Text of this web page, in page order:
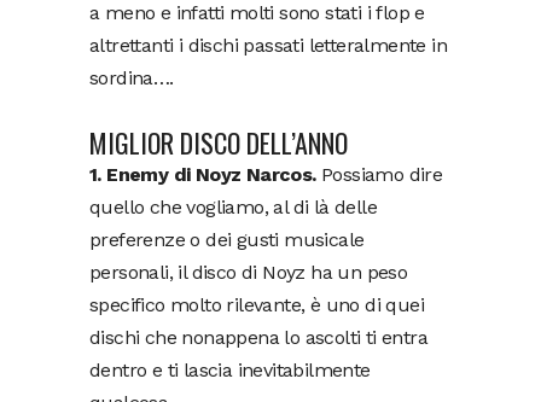
a meno e infatti molti sono stati i flop e
altrettanti i dischi passati letteralmente in
sordina….
MIGLIOR DISCO DELL’ANNO
1. Enemy di Noyz Narcos.Possiamo dire
quello che vogliamo, al di là delle
preferenze o dei gusti musicale
personali, il disco di Noyz ha un peso
specifico molto rilevante, è uno di quei
dischi che nonappena lo ascolti ti entra
dentro e ti lascia inevitabilmente